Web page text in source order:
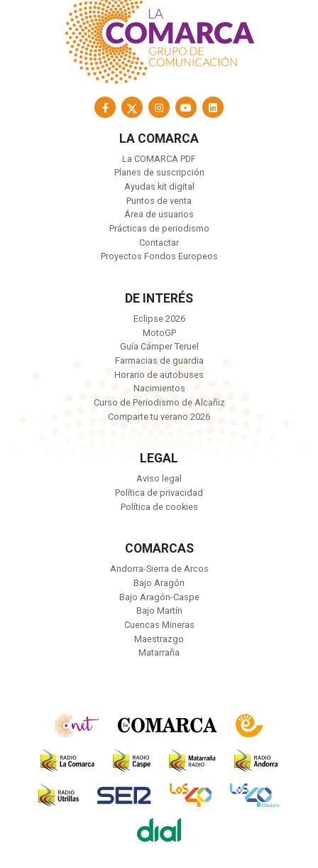
LA COMARCA
La COMARCA PDF
Planes de suscripción
Ayudas kit digital
Puntos de venta
Área de usuarios
Prácticas de periodismo
Contactar
Proyectos Fondos Europeos
DE INTERÉS
Eclipse 2026
MotoGP
Guía Cámper Teruel
Farmacias de guardia
Horario de autobuses
Nacimientos
Curso de Periodismo de Alcañiz
Comparte tu verano 2026
LEGAL
Aviso legal
Política de privacidad
Política de cookies
COMARCAS
Andorra-Sierra de Arcos
Bajo Aragón
Bajo Aragón-Caspe
Bajo Martín
Cuencas Mineras
Maestrazgo
Matarraña